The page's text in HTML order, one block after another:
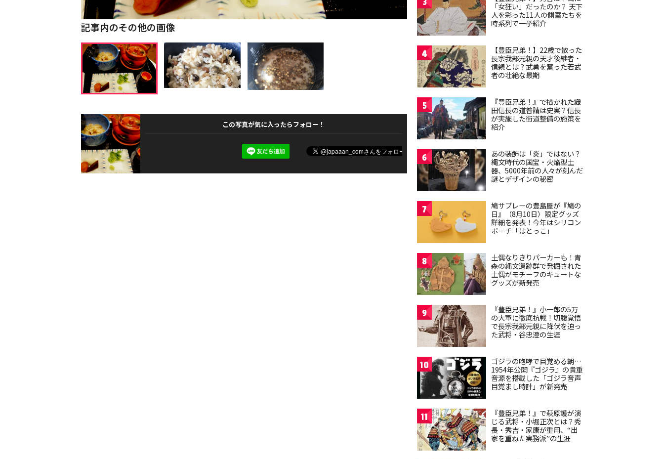
記事内のその他の画像
この写真が気に入ったらフォロー！
「女狂い」だったのか？ 天下
人を彩った11人の側室たちを
時系列で一挙紹介
4
【豊臣兄弟！】22歳で散った
長宗我部元親の天才後継者・
信親とは？武勇を奮った若武
者の壮絶な最期
5
『豊臣兄弟！』で描かれた織
田信長の道普請は史実？信長
が実施した街道整備の施策を
紹介
6
あの装飾は「炎」ではない？
縄文時代の国宝・火焔型土
器、5000年前の人々が刻んだ
謎とデザインの秘密
7
鳩サブレーの豊島屋が『鳩の
日』（8月10日）限定グッズ
詳細を発表！今年はシリコン
ポーチ「はとっこ」
8
土偶なりきりパーカーも！青
森の縄文遺跡群で発掘された
土偶がモチーフのキュートな
グッズが新発売
9
『豊臣兄弟！』小一郎の5万
の大軍に徹底抗戦！切腹覚悟
で長宗我部元親に降伏を迫っ
た武将・谷忠澄の生涯
10
ゴジラの咆哮で目覚める朝…
1954年公開『ゴジラ』の貴重
音源を搭載した「ゴジラ音声
目覚まし時計」が新発売
11
『豊臣兄弟！』で萩原護が演
じる武将・小堀正次とは？秀
長・秀吉・家康が重用、“出
家を重ねた実務派”の生涯